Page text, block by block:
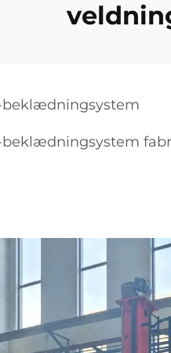
beklædningsystem
beklædningsystem